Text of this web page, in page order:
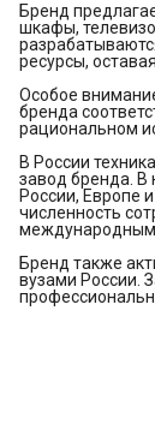
Бренд
шкафы,
ресурсы,
Особое
бренда
рациональном
В России
завод бренда. В
России, Европе
численность
международным
Бренд также
вузами России.